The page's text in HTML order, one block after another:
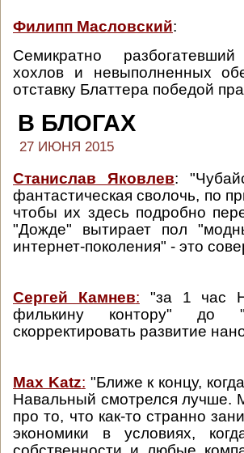
Филипп Масловский:
Семикратно
хохлов и невыполненных
отставку Блаттера победой
В БЛОГАХ
27 ИЮНЯ 2015
Станислав Яковлев:
фантастическая сволочь, по
чтобы их здесь подробно
"Дожде" вытирает пол
интернет-поколения" - это
Сергей Камнев: "за 1 час
филькину контору" до
скорректировать развитие
Max Katz: "Ближе к концу,
Навальный смотрелся лучше.
про то, что как-то странно
экономики в условиях,